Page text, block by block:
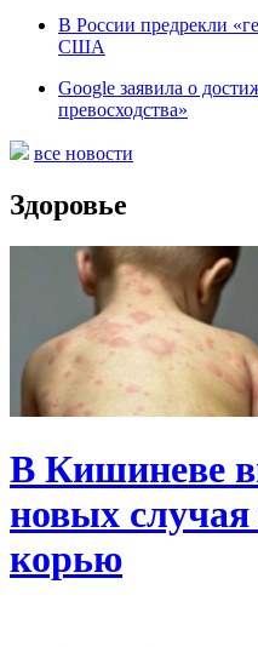
В России предрекли
США
Google заявила о
превосходства»
все новости
Здоровье
В Кишиневе
новых случая
корью